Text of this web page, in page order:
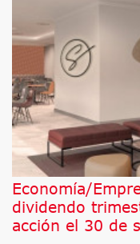
Economía/
dividendo
acción el 30 de